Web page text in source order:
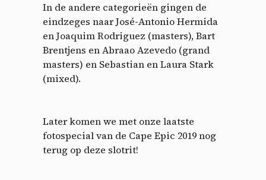
In de andere categorieën gingen de
eindzeges naar José-Antonio Hermida
en Joaquim Rodriguez (masters), Bart
Brentjens en Abraao Azevedo (grand
masters) en Sebastian en Laura Stark
(mixed).
Later komen we met onze laatste
fotospecial van de Cape Epic 2019 nog
terug op deze slotrit!